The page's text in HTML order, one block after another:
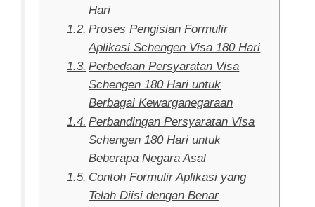
Hari
Proses Pengisian Formulir
Aplikasi Schengen Visa 180 Hari
Perbedaan Persyaratan Visa
Schengen 180 Hari untuk
Berbagai Kewarganegaraan
Perbandingan Persyaratan Visa
Schengen 180 Hari untuk
Beberapa Negara Asal
Contoh Formulir Aplikasi yang
Telah Diisi dengan Benar